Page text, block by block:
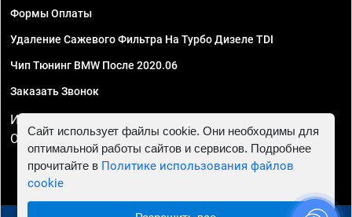
Формы Оплаты
Удаление Сажевого Фильтра На Турбо Дизеле TDI
Чип Тюнинг BMW После 2020.06
Заказать Звонок
ИП Смирнов Георгий Павлович. ИНН 781302555843,
ОГРНИП 324470400032610
Сайт использует файлы cookie. Они необходимы для
оптимальной работы сайтов и сервисов. Подробнее
прочитайте в Политике использования файлов
cookie